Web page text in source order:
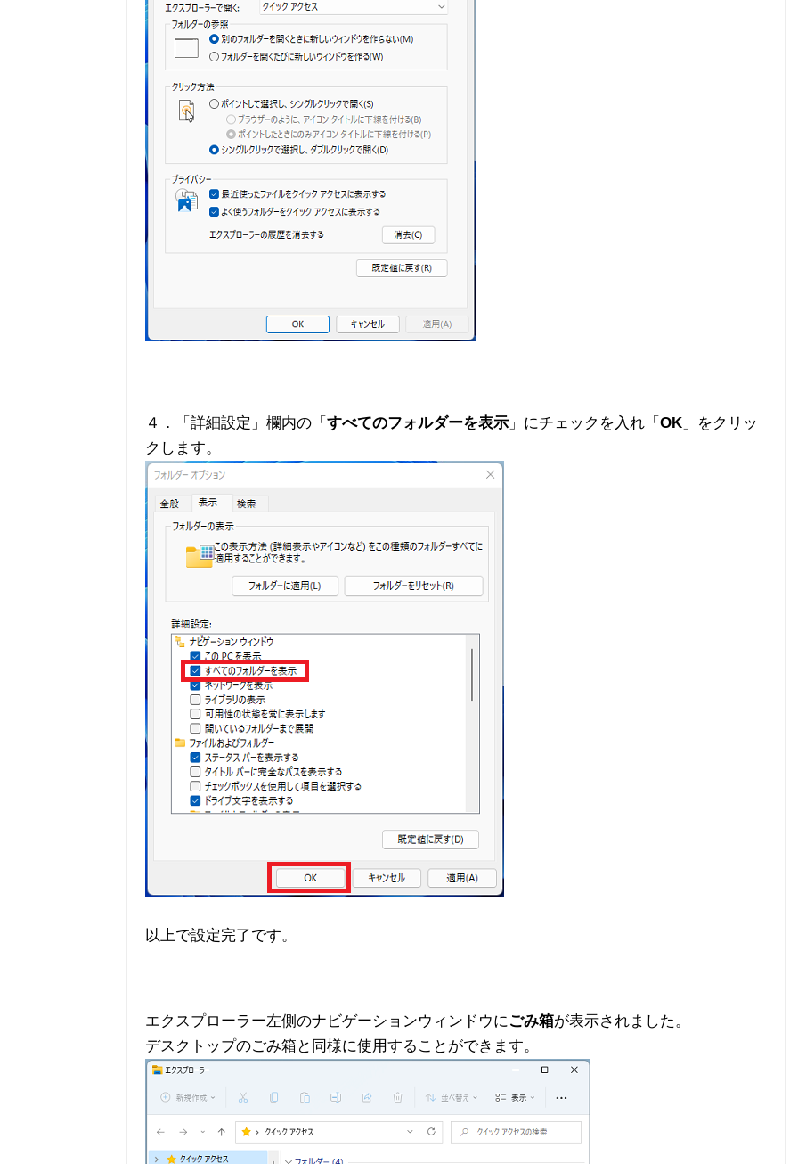
４．「詳細設定」欄内の「 すべてのフォルダーを表示 」にチェックを入れ「 OK 」をクリッ
クします。
以上で設定完了です。
エクスプローラー左側のナビゲーションウィンドウにごみ箱が表示されました。
デスクトップのごみ箱と同様に使用することができます。